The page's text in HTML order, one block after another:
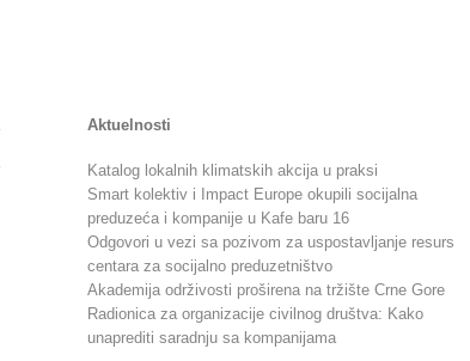
Aktuelnosti
Katalog lokalnih klimatskih akcija u praksi
Smart kolektiv i Impact Europe okupili socijalna
preduzeća i kompanije u Kafe baru 16
Odgovori u vezi sa pozivom za uspostavljanje resurs
centara za socijalno preduzetništvo
Akademija održivosti proširena na tržište Crne Gore
Radionica za organizacije civilnog društva: Kako
unaprediti saradnju sa kompanijama